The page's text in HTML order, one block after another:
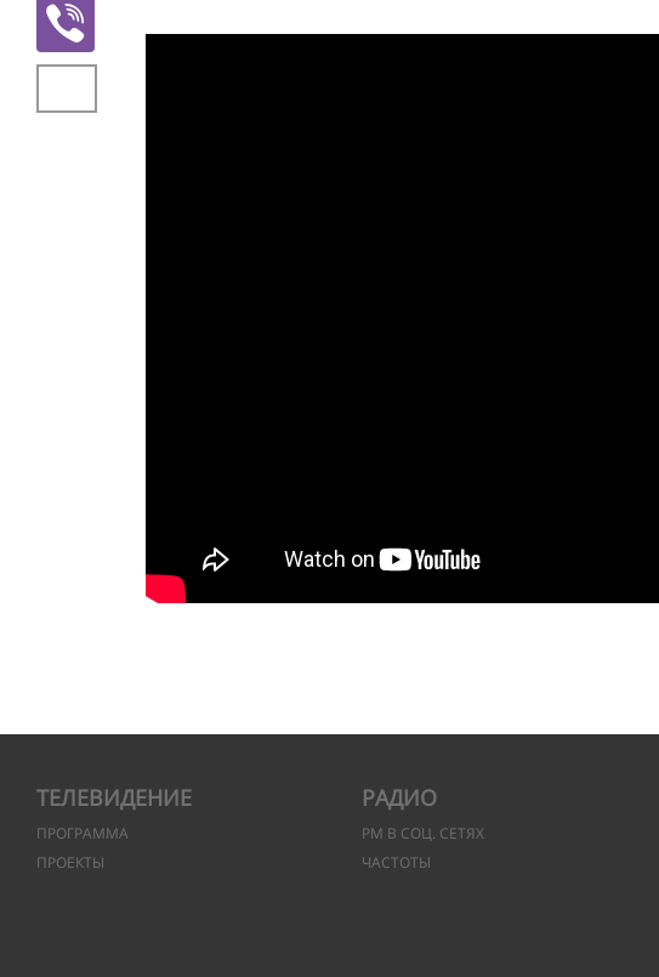
ТЕЛЕВИДЕНИЕ
ПРОГРАММА
ПРОЕКТЫ
РАДИО
РМ В СОЦ. СЕТЯХ
ЧАСТОТЫ